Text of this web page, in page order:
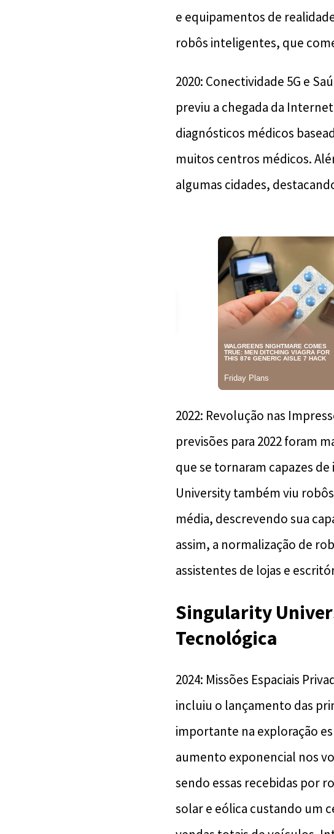
e equipamentos de
robôs inteligentes, que
2020: Conectividade 5G e
previu a chegada da
diagnósticos médicos
muitos centros médicos.
algumas cidades,
2022: Revolução nas
previsões para 2022 foram
que se tornaram capazes
University também viu
média, descrevendo sua
assim, a normalização de
assistentes de lojas e
Singularity
Tecnológica
2024: Missões Espaciais
incluiu o lançamento das
importante na exploração
aumento exponencial nos
sendo essas recebidas por
solar e eólica custando um